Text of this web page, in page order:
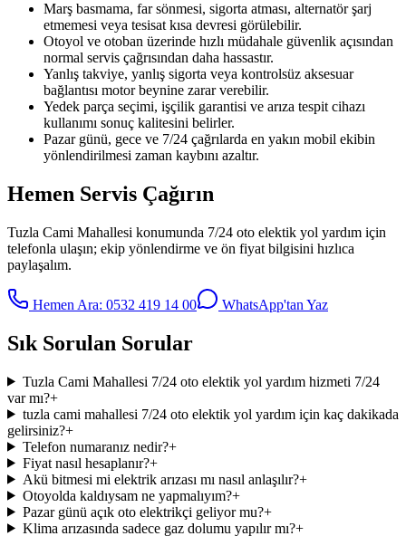
Marş basmama, far sönmesi, sigorta atması, alternatör şarj
etmemesi veya tesisat kısa devresi görülebilir.
Otoyol ve otoban üzerinde hızlı müdahale güvenlik açısından
normal servis çağrısından daha hassastır.
Yanlış takviye, yanlış sigorta veya kontrolsüz aksesuar
bağlantısı motor beynine zarar verebilir.
Yedek parça seçimi, işçilik garantisi ve arıza tespit cihazı
kullanımı sonuç kalitesini belirler.
Pazar günü, gece ve 7/24 çağrılarda en yakın mobil ekibin
yönlendirilmesi zaman kaybını azaltır.
Hemen Servis Çağırın
Tuzla Cami Mahallesi konumunda 7/24 oto elektik yol yardım için
telefonla ulaşın; ekip yönlendirme ve ön fiyat bilgisini hızlıca
paylaşalım.
Hemen Ara: 0532 419 14 00 WhatsApp'tan Yaz
Sık Sorulan Sorular
Tuzla Cami Mahallesi 7/24 oto elektik yol yardım hizmeti 7/24
var mı?+
tuzla cami mahallesi 7/24 oto elektik yol yardım için kaç dakikada
gelirsiniz?+
Telefon numaranız nedir?+
Fiyat nasıl hesaplanır?+
Akü bitmesi mi elektrik arızası mı nasıl anlaşılır?+
Otoyolda kaldıysam ne yapmalıyım?+
Pazar günü açık oto elektrikçi geliyor mu?+
Klima arızasında sadece gaz dolumu yapılır mı?+